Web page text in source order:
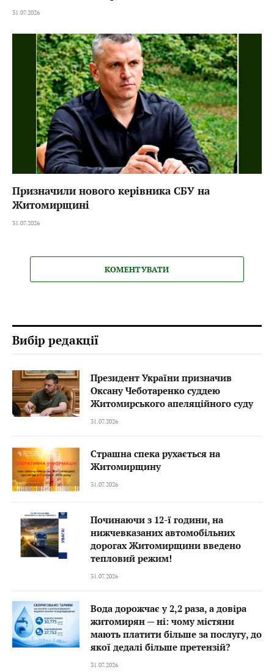
31.07.2026
Призначили нового керівника СБУ на
Житомирщині
31.07.2026
КОМЕНТУВАТИ
Вибір редакції
Президент України призначив
Оксану Чеботаренко суддею
Житомирського апеляційного суду
31.07.2026
Страшна спека рухається на
Житомирщину
31.07.2026
Починаючи з 12-ї години, на
нижчевказаних автомобільних
дорогах Житомирщини введено
тепловий режим!
31.07.2026
Вода дорожчає у 2,2 раза, а довіра
житомирян — ні: чому містяни
мають платити більше за послугу, до
якої дедалі більше претензій?
31.07.2026